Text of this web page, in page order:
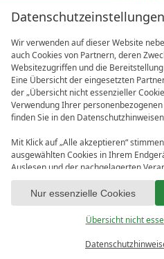
Datenschutzeinstellungen
Wir verwenden auf dieser Website
auch Cookies von Partnern, deren
Websitezugriffen und die
Eine Übersicht der eingesetzten
der „Übersicht nicht essenzieller
Verwendung Ihrer
finden Sie in den
Mit Klick auf „Alle akzeptieren“
ausgewählten Cookies in Ihrem
Auslesen und der nachgelagerten
Daten (z.B. Ihrer IP-Adresse) durch
Sie damit nicht einverstanden sind,
Cookies“. Eine individuelle Auswahl
essenzieller Cookies“ tätigen. Sie
Nur essenzielle Cookies
Übersicht nicht
Impressum
Datenschutz
Datenschutzeinstellungen